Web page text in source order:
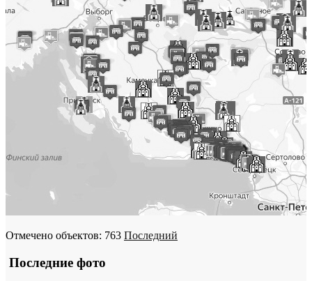
Отмечено объектов: 763 Последний
Последние фото